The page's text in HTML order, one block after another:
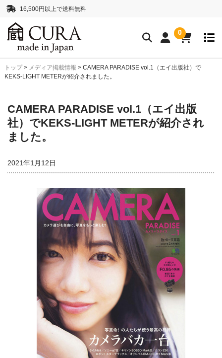
16,500円以上で送料無料
0
クリーニングアイテム
レンズクリーナー液 ボディークリーナー液
抗菌・消臭・防カビスプレー
ネックストラップ ハンドストラップ
正絹 真田紐ストラップ
シルクロープストラッ
プ”SHIMEKIRI”
カメラアクセサリー
カメラバッグ カメラポシェット
クリーニングポーチ ボディブラシ
リング・あて革
蔵CURAセレクション
カメラフィルム カメラフィルムケース
暗室不要の現像ボックス LAB-
カメラ露出計
トップ> メディア掲載情報 > CAMERA PARADISE vol.1（エイ出版社）で
KEKS-LIGHT METERが紹介されました。
CAMERA PARADISE vol.1（エイ出版
社）でKEKS-LIGHT METERが紹介され
ました。
2021年1月12日